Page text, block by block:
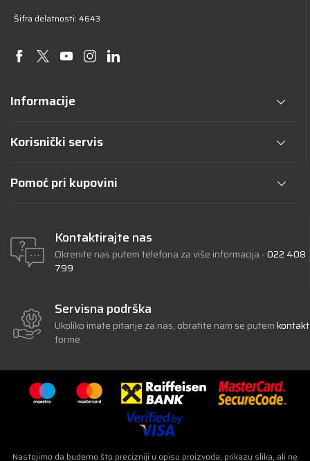
Šifra delatnosti: 4643
Informacije
Korisnički servis
Pomoć pri kupovini
Kontaktirajte nas
Okrenite nas putem telefona za više informacija -022 408
799
Servisna podrška
Ukoliko imate pitanje za nas, obratite nam se putemkontakt
forme.
Nastojimo da budemo što precizniji u opisu proizvoda, prikazu slika, ali ne